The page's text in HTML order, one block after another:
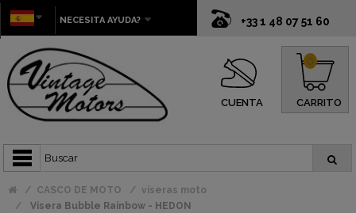
+33 1 48 07 51 60
NECESITA AYUDA?
CUENTA CARRITO
0
CASCO DE MOTO
viseras moto
Visera Bubble Rainbow - HEDON